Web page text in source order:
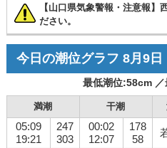
【山口県気象警報・注意報】
ださい。
今日の潮位グラフ 8月9日
最低潮位:58cm ／
満潮 干潮
05:09
19:21
247
303
00:02
12:07
178
58